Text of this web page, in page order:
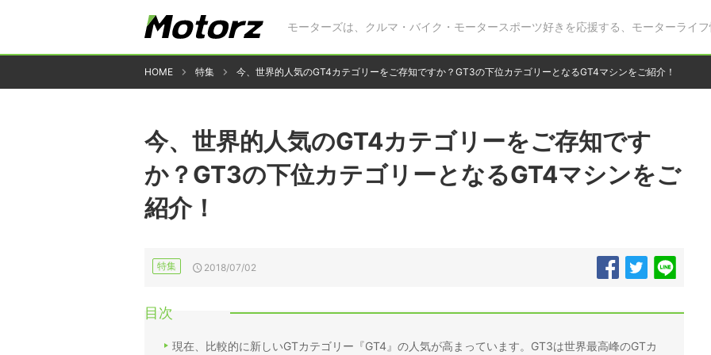
モーターズは、クルマ・バイク・モータースポーツ好きを応援する、モーターライフ
HOME 特集 今、世界的人気のGT4カテゴリーをご存知ですか？GT3の下位カテゴリーとなるGT4マシンをご紹介！
今、世界的人気のGT4カテゴリーをご存知です
か？GT3の下位カテゴリーとなるGT4マシンをご
紹介！
特集 2018/07/02
目次
現在、比較的に新しいGTカテゴリー『GT4』の人気が高まっています。GT3は世界最高峰のGTカ